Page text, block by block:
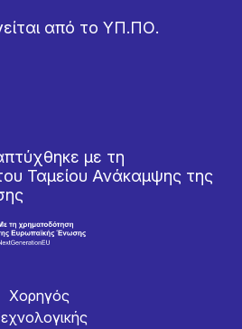
από το ΥΠ.ΠΟ.
με τη
Ταμείου Ανάκαμψης της
Χορηγός